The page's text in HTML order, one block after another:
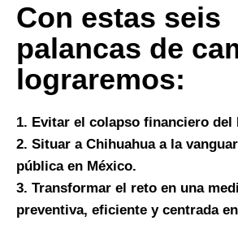
Con estas seis
palancas de
lograremos:
1. Evitar el colapso financiero del
2. Situar a Chihuahua a la
pública en México.
3. Transformar el reto en una
preventiva, eficiente y centrada